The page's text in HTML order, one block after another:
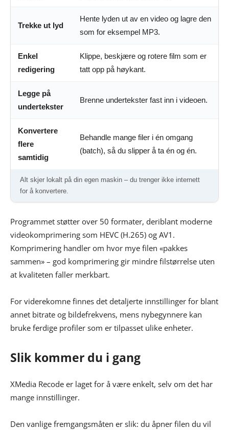
Trekke ut lyd
Hente lyden ut av en video og lagre den
som for eksempel MP3.
Enkel
redigering
Klippe, beskjære og rotere film som er
tatt opp på høykant.
Legge på
undertekster
Brenne undertekster fast inn i videoen.
Konvertere
flere
samtidig
Behandle mange filer i én omgang
(batch), så du slipper å ta én og én.
Alt skjer lokalt på din egen maskin – du trenger ikke internett
for å konvertere.
Programmet støtter over 50 formater, deriblant moderne
videokomprimering som HEVC (H.265) og AV1.
Komprimering handler om hvor mye filen «pakkes
sammen» – god komprimering gir mindre filstørrelse uten
at kvaliteten faller merkbart.
For viderekomne finnes det detaljerte innstillinger for blant
annet bitrate og bildefrekvens, mens nybegynnere kan
bruke ferdige profiler som er tilpasset ulike enheter.
Slik kommer du i gang
XMedia Recode er laget for å være enkelt, selv om det har
mange innstillinger.
Den vanlige fremgangsmåten er slik: du åpner filen du vil